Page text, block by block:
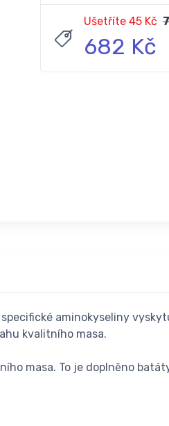
Ušetříte 45 Kč
682 Kč
aminokyseliny
kvalitního masa.
masa. To je doplněno